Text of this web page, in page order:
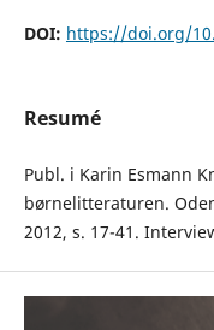
DOI: https://doi.org/
Resumé
Publ. i Karin Esmann
børnelitteraturen.
2012, s. 17-41.